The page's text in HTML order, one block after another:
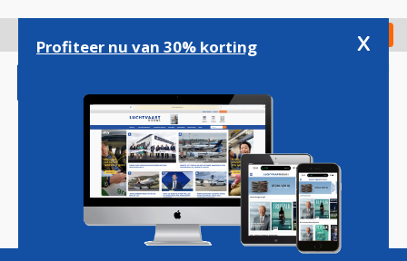
gaan
Check in
Magazine Podcasts Vacatures
Profiteer nu van 30% korting x